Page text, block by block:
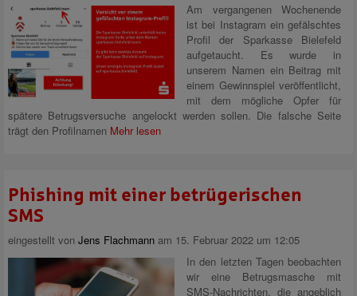
Am vergangenen Wochenende
ist bei Instagram ein gefälschtes
Profil der Sparkasse Bielefeld
aufgetaucht. Es wurde in
unserem Namen ein Beitrag mit
einem Gewinnspiel veröffentlicht,
mit dem mögliche Opfer für
spätere Betrugsversuche angelockt werden sollen. Die falsche Seite
trägt den Profilnamen Mehr lesen
Phishing mit einer betrügerischen
SMS
eingestellt von Jens Flachmann am 15. Februar 2022 um 12:05
In den letzten Tagen beobachten
wir eine Betrugsmasche mit
SMS-Nachrichten, die angeblich